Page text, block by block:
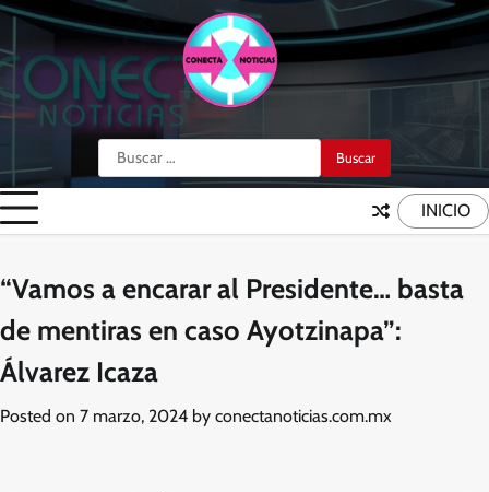
Skip
content
Buscar:
INICIO
“Vamos a encarar al Presidente… basta
de mentiras en caso Ayotzinapa”:
Álvarez Icaza
Posted on 7 marzo, 2024 by conectanoticias.com.mx